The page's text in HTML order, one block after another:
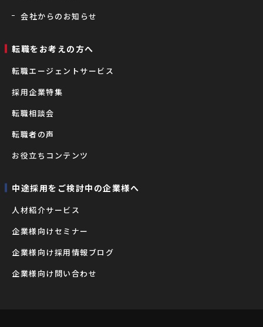
会社からのお知らせ
転職をお考えの⽅へ
転職エージェントサービス
採用企業特集
転職相談会
転職者の声
お役立ちコンテンツ
中途採用をご検討中の企業様へ
⼈材紹介サービス
企業様向けセミナー
企業様向け採用情報ブログ
企業様向け問い合わせ